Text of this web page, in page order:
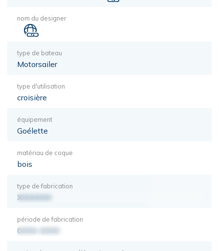
nom du designer
type de bateau
Motorsailer
type d'utilisation
croisière
équipement
Goélette
matériau de coque
bois
type de fabrication
XXXXXXX
période de fabrication
0000-0000